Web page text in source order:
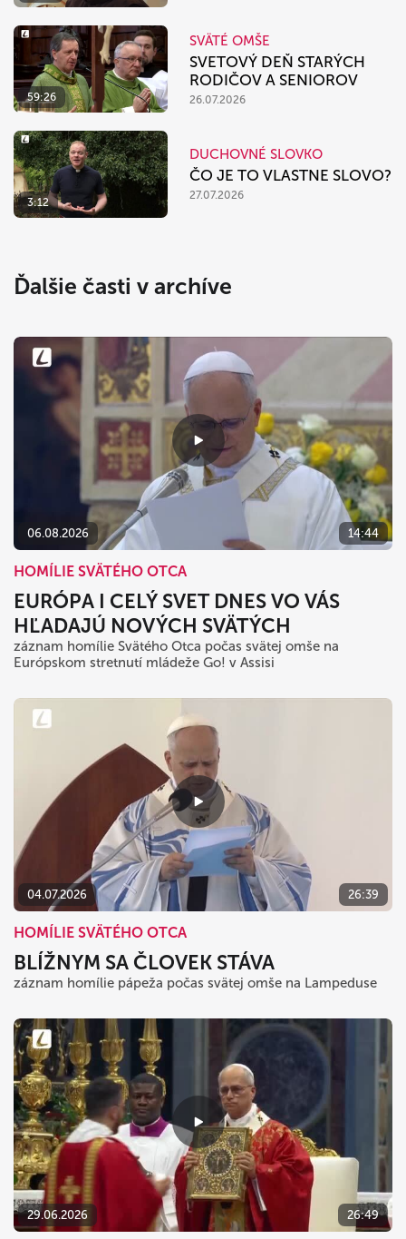
59:26
SVÄTÉ OMŠE
SVETOVÝ DEŇ STARÝCH
RODIČOV A SENIOROV
26.07.2026
3:12
DUCHOVNÉ SLOVKO
ČO JE TO VLASTNE SLOVO?
27.07.2026
Ďalšie časti v archíve
06.08.2026 14:44
HOMÍLIE SVÄTÉHO OTCA
EURÓPA I CELÝ SVET DNES VO VÁS
HĽADAJÚ NOVÝCH SVÄTÝCH
záznam homílie Svätého Otca počas svätej omše na
Európskom stretnutí mládeže Go! v Assisi
04.07.2026 26:39
HOMÍLIE SVÄTÉHO OTCA
BLÍŽNYM SA ČLOVEK STÁVA
záznam homílie pápeža počas svätej omše na Lampeduse
29.06.2026 26:49